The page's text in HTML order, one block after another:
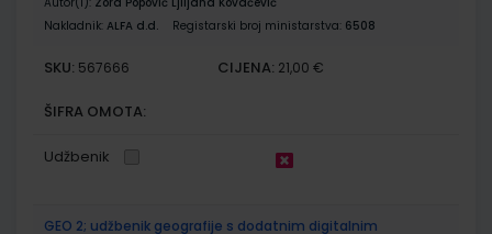
Nakladnik: ALFA d.d. Registarski broj ministarstva: 6508
SKU: 567666 CIJENA: 21,00 €
ŠIFRA OMOTA:
Udžbenik
GEO 2; udžbenik geografije s dodatnim digitalnim